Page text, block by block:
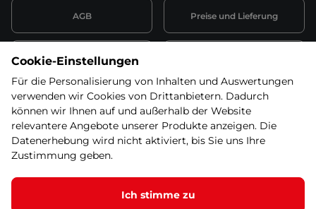
AGB Preise und Lieferung
Datenschutzerklärung
Wiederufsbelehrung mit Link
zum Formular
Batterieentsorgung
Informationen zu Elektro-
und Elektonikgeräten
Widerruf erklären
Cookie-Einstellungen
Für die Personalisierung von Inhalten und Auswertungen
verwenden wir Cookies von Drittanbietern. Dadurch
können wir Ihnen auf und außerhalb der Website
relevantere Angebote unserer Produkte anzeigen. Die
Datenerhebung wird nicht aktiviert, bis Sie uns Ihre
Zustimmung geben.
Ich stimme zu